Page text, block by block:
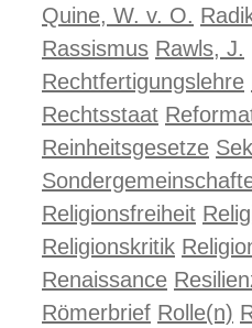
Quine, W. v. O.
Rassismus Rawls, J.
Rechtfertigungslehre
Rechtsstaat
Reinheitsgesetze
Religionsfreiheit
Religionskritik
Renaissance
Römerbrief Rolle(n)